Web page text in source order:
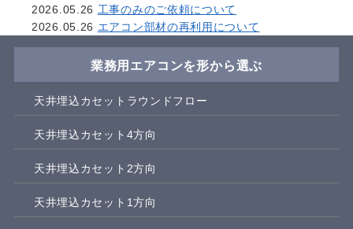
2026.05.26 工事のみのご依頼について
2026.05.26 エアコン部材の再利用について
業務用エアコンを形から選ぶ
天井埋込カセットラウンドフロー
天井埋込カセット4方向
天井埋込カセット2方向
天井埋込カセット1方向